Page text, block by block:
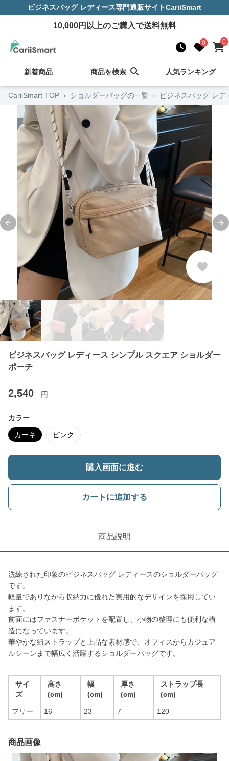
ビジネスバッグ レディース専門通販サイトCariiSmart
10,000円以上のご購入で送料無料
0 0
新着商品 商品を検索 人気ランキング
CariiSmart TOP › ショルダーバッグの一覧 › ビジネスバッグ レ
Previous slide
ビジネスバッグ レディース シンプル スクエア ショルダー
ポーチ
2,540 円
カラー
カーキ ピンク
購入画面に進む
カートに追加する
商品説明
洗練された印象のビジネスバッグ レディースのショルダーバッグ
です。
軽量でありながら収納力に優れた実用的なデザインを採用してい
ます。
前面にはファスナーポケットを配置し、小物の整理にも便利な構
造になっています。
華やかな紐ストラップと上品な素材感で、オフィスからカジュア
ルシーンまで幅広く活躍するショルダーバッグです。
サイ
ズ
高さ
(cm)
幅
(cm)
厚さ
(cm)
ストラップ長
(cm)
フリー 16 23 7 120
商品画像